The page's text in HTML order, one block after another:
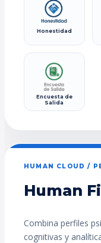
Honestidad
Encuesta de
Salida
HUMAN CLOUD /
Human
Combina perfiles
cognitivas y